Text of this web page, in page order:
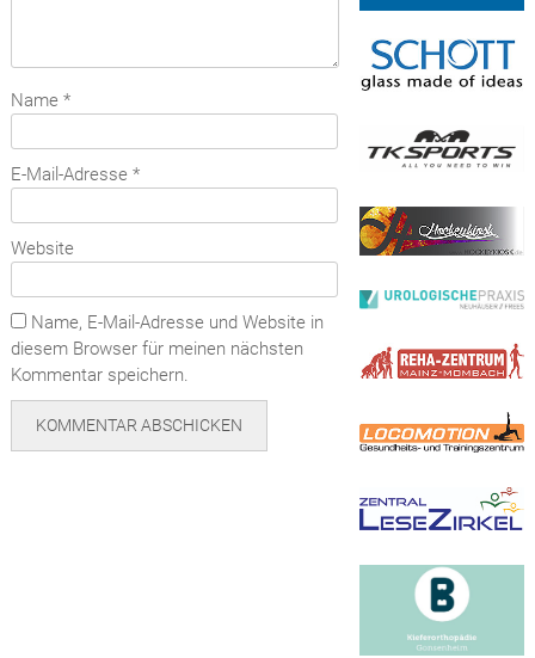
Name *
E-Mail-Adresse *
Website
Name, E-Mail-Adresse und Website in
diesem Browser für meinen nächsten
Kommentar speichern.